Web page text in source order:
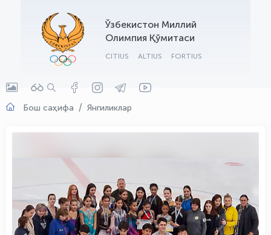
Ўзбекистон Миллий
Олимпия Қўмитаси
CITIUS ALTIUS FORTIUS
Бош саҳифа Янгиликлар
OLYMPCHIK AI - yordamchi
Онлайн · olympic.uz